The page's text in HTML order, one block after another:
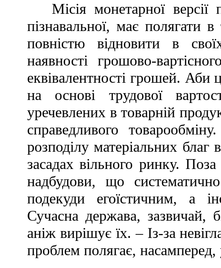
Місія монетарної версії
пізнавальної, має полягати
повністю відновити в
наявності грошово-
еквівалентності грошей.
на основі трудової
уречевлених в товарній
справедливого
розподілу матеріальних благ
засадах вільного ринку.
надбудови, що
подекуди егоїстичним, а
Сучасна держава, зазвичай,
аніж вирішує їх. – Із-за
проблем полягає, насамперед,